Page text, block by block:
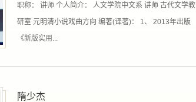
职称： 讲师 个人简介： 人文学院中文系 讲师 古代文学教
研室 元明清小说戏曲方向 编著(译著)： 1、 2013年出版
《新版实用...
隋少杰